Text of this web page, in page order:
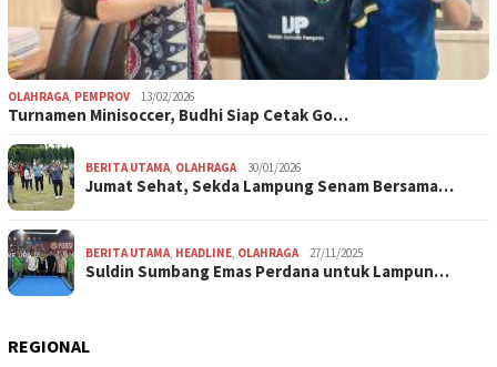
OLAHRAGA, PEMPROV 13/02/2026
Turnamen Minisoccer, Budhi Siap Cetak Go…
BERITA UTAMA, OLAHRAGA 30/01/2026
Jumat Sehat, Sekda Lampung Senam Bersama…
BERITA UTAMA, HEADLINE, OLAHRAGA 27/11/2025
Suldin Sumbang Emas Perdana untuk Lampun…
REGIONAL